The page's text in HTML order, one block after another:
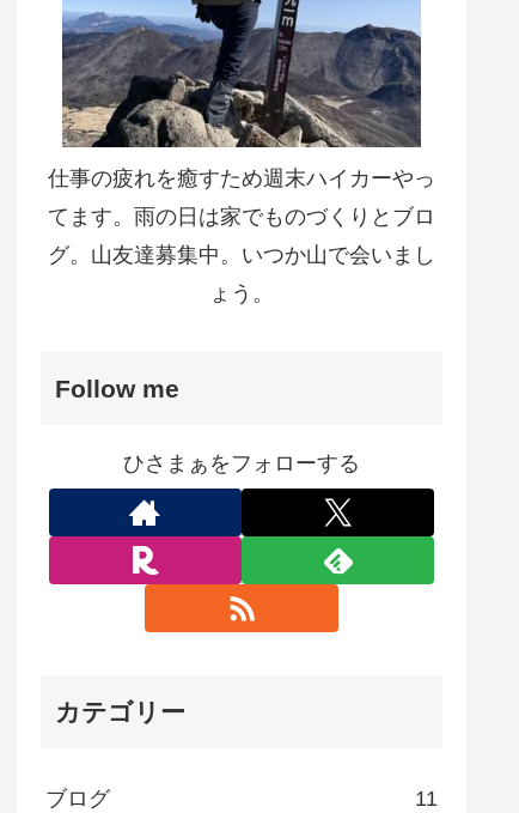
仕事の疲れを癒すため週末ハイカーやっ
てます。雨の日は家でものづくりとブロ
グ。山友達募集中。いつか山で会いまし
ょう。
Follow me
ひさまぁをフォローする
カテゴリー
ブログ 11